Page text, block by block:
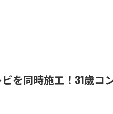
を同時施工！31歳コ